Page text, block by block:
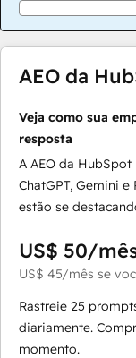
AEO da
Veja como sua
resposta
A AEO da
ChatGPT, Gemini
estão se
US$ 50/
US$ 45/mês se
Rastreie 25
diariamente.
momento.